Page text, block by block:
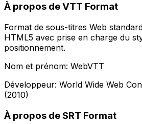
À propos de VTT Format
Format de sous-titres Web
HTML5 avec prise en charge du
positionnement.
Nom et prénom: WebVTT
Développeur: World Wide Web
(2010)
À propos de SRT Format